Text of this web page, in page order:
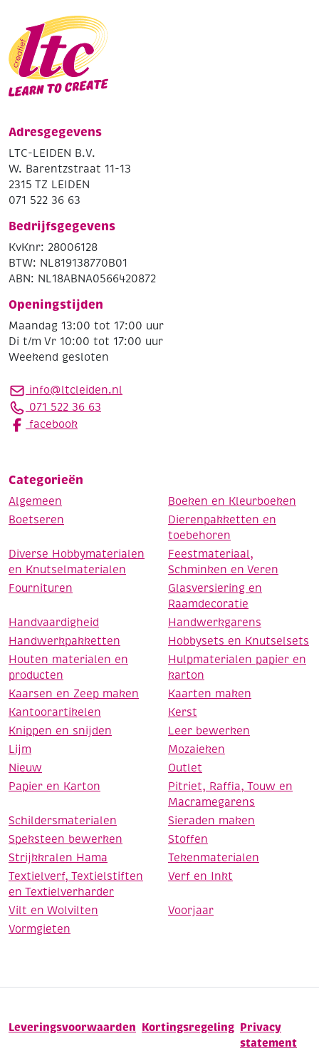
Adresgegevens
LTC-LEIDEN B.V.
W. Barentzstraat 11-13
2315 TZ LEIDEN
071 522 36 63
Bedrijfsgegevens
KvKnr: 28006128
BTW: NL819138770B01
ABN: NL18ABNA0566420872
Openingstijden
Maandag 13:00 tot 17:00 uur
Di t/m Vr 10:00 tot 17:00 uur
Weekend gesloten
info@ltcleiden.nl
071 522 36 63
facebook
Categorieën
Algemeen
Boeken en Kleurboeken
Boetseren
Dierenpakketten en
toebehoren
Diverse Hobbymaterialen
en Knutselmaterialen
Feestmateriaal,
Schminken en Veren
Fournituren
Glasversiering en
Raamdecoratie
Handvaardigheid
Handwerkgarens
Handwerkpakketten
Hobbysets en Knutselsets
Houten materialen en
producten
Hulpmaterialen papier en
karton
Kaarsen en Zeep maken
Kaarten maken
Kantoorartikelen
Kerst
Knippen en snijden
Leer bewerken
Lijm
Mozaieken
Nieuw
Outlet
Papier en Karton
Pitriet, Raffia, Touw en
Macramegarens
Schildersmaterialen
Sieraden maken
Speksteen bewerken
Stoffen
Strijkkralen Hama
Tekenmaterialen
Textielverf, Textielstiften
en Textielverharder
Verf en Inkt
Vilt en Wolvilten
Voorjaar
Vormgieten
Leveringsvoorwaarden Kortingsregeling Privacy
statement